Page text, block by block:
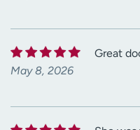
May 8, 2026
Great